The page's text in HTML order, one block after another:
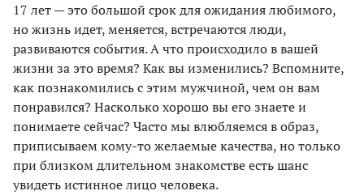
17 лет — это большой срок для ожидания любимого,
но жизнь идет, меняется, встречаются люди,
развиваются события. А что происходило в вашей
жизни за это время? Как вы изменились? Вспомните,
как познакомились с этим мужчиной, чем он вам
понравился? Насколько хорошо вы его знаете и
понимаете сейчас? Часто мы влюбляемся в образ,
приписываем кому-то желаемые качества, но только
при близком длительном знакомстве есть шанс
увидеть истинное лицо человека.